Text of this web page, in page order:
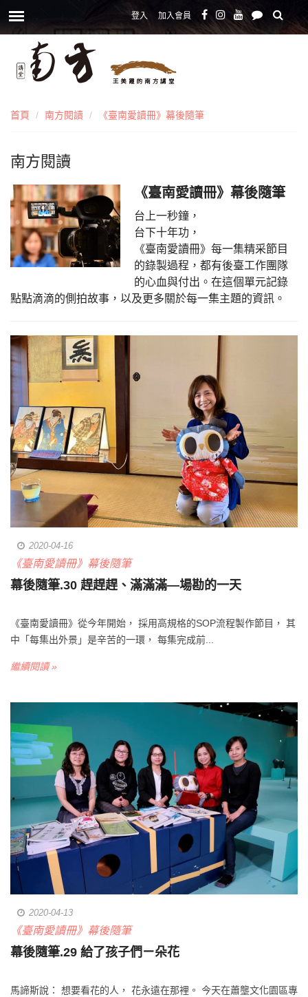
登入 加入會員
首頁 南方閱讀 《臺南愛讀冊》幕後隨筆
南方閱讀
《臺南愛讀冊》幕後隨筆
台上一秒鐘，
台下十年功，
《臺南愛讀冊》每一集精采節目
的錄製過程，都有後臺工作團隊
的心血與付出。在這個單元記錄
點點滴滴的側拍故事，以及更多關於每一集主題的資訊。
2020-04-16
《臺南愛讀冊》幕後隨筆
幕後隨筆.30 趕趕趕、滿滿滿—場勘的一天
《臺南愛讀冊》從今年開始， 採用高規格的SOP流程製作節目， 其
中「每集出外景」是辛苦的一環， 每集完成前...
繼續閱讀 »
2020-04-13
《臺南愛讀冊》幕後隨筆
幕後隨筆.29 給了孩子們ㄧ朵花
馬諦斯說： 想要看花的人， 花永遠在那裡。 今天在蕭壟文化園區專